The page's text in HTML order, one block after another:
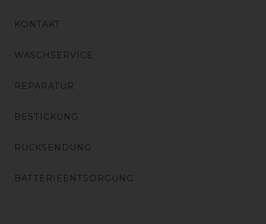
KONTAKT
WASCHSERVICE
REPARATUR
BESTICKUNG
RÜCKSENDUNG
BATTERIEENTSORGUNG